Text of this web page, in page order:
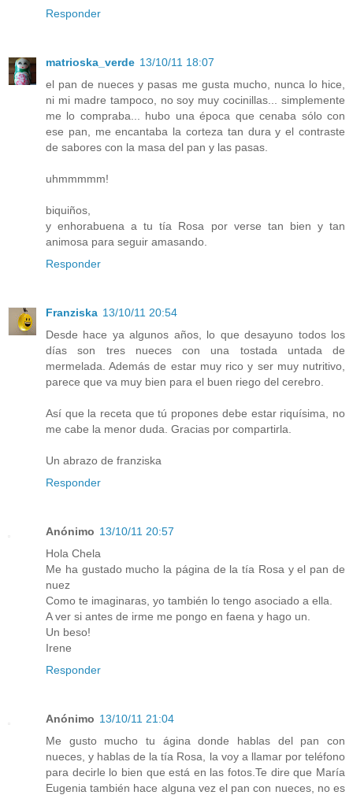
Responder
matrioska_verde 13/10/11 18:07
el pan de nueces y pasas me gusta mucho, nunca lo hice,
ni mi madre tampoco, no soy muy cocinillas... simplemente
me lo compraba... hubo una época que cenaba sólo con
ese pan, me encantaba la corteza tan dura y el contraste
de sabores con la masa del pan y las pasas.
uhmmmmm!
biquiños,
y enhorabuena a tu tía Rosa por verse tan bien y tan
animosa para seguir amasando.
Responder
Franziska 13/10/11 20:54
Desde hace ya algunos años, lo que desayuno todos los
días son tres nueces con una tostada untada de
mermelada. Además de estar muy rico y ser muy nutritivo,
parece que va muy bien para el buen riego del cerebro.
Así que la receta que tú propones debe estar riquísima, no
me cabe la menor duda. Gracias por compartirla.
Un abrazo de franziska
Responder
Anónimo 13/10/11 20:57
Hola Chela
Me ha gustado mucho la página de la tía Rosa y el pan de
nuez
Como te imaginaras, yo también lo tengo asociado a ella.
A ver si antes de irme me pongo en faena y hago un.
Un beso!
Irene
Responder
Anónimo 13/10/11 21:04
Me gusto mucho tu ágina donde hablas del pan con
nueces, y hablas de la tía Rosa, la voy a llamar por teléfono
para decirle lo bien que está en las fotos.Te dire que María
Eugenia también hace alguna vez el pan con nueces, no es